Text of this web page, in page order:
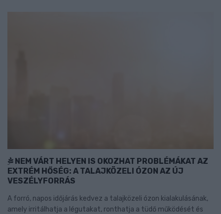
NEM VÁRT HELYEN IS OKOZHAT PROBLÉMÁKAT AZ
EXTRÉM HŐSÉG: A TALAJKÖZELI ÓZON AZ ÚJ
VESZÉLYFORRÁS
A forró, napos időjárás kedvez a talajközeli ózon kialakulásának,
amely irritálhatja a légutakat, ronthatja a tüdő működését és